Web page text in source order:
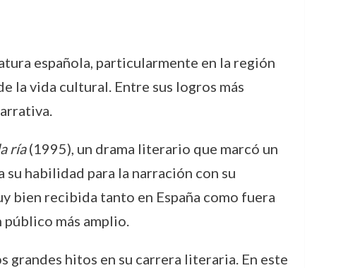
española, particularmente en la región
la vida cultural. Entre sus logros más
ría(1995), un drama literario que marcó un
su habilidad para la narración con su
bien recibida tanto en España como fuera
más amplio.
grandes hitos en su carrera literaria. En este